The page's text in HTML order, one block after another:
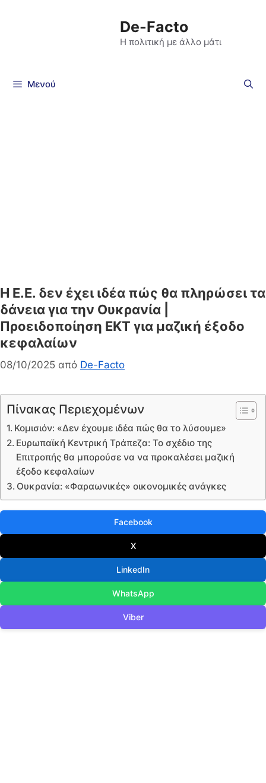
De-Facto
Η πολιτική με άλλο μάτι
Μενού
Η Ε.Ε. δεν έχει ιδέα πώς θα πληρώσει τα
δάνεια για την Ουκρανία |
Προειδοποίηση ΕΚΤ για μαζική έξοδο
κεφαλαίων
08/10/2025 από De-Facto
Πίνακας Περιεχομένων
Κομισιόν: «Δεν έχουμε ιδέα πώς θα το λύσουμε»
Ευρωπαϊκή Κεντρική Τράπεζα: Το σχέδιο της
Επιτροπής θα μπορούσε να να προκαλέσει μαζική
έξοδο κεφαλαίων
Ουκρανία: «Φαραωνικές» οικονομικές ανάγκες
Facebook
X
LinkedIn
WhatsApp
Viber